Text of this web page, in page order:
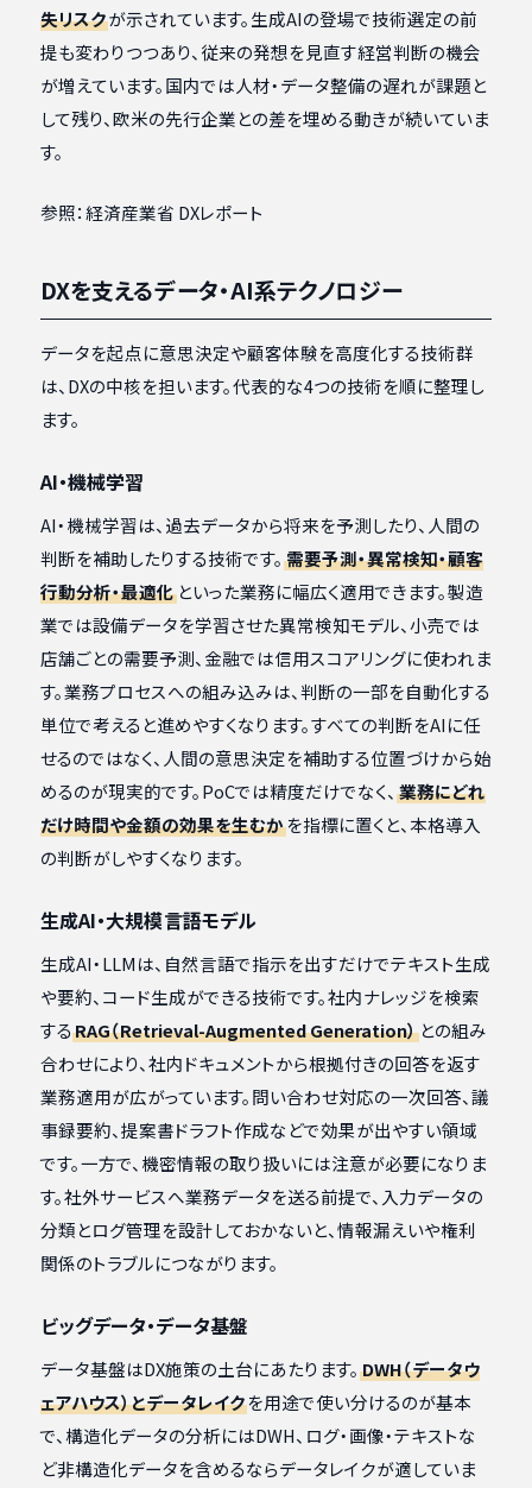
失リスクが示されています。生成AIの登場で技術選定の前
提も変わりつつあり、従来の発想を見直す経営判断の機会
が増えています。国内では人材・データ整備の遅れが課題と
して残り、欧米の先行企業との差を埋める動きが続いていま
す。
参照：経済産業省 DXレポート
DXを支えるデータ・AI系テクノロジー
データを起点に意思決定や顧客体験を高度化する技術群
は、DXの中核を担います。代表的な4つの技術を順に整理し
ます。
AI・機械学習
AI・機械学習は、過去データから将来を予測したり、人間の
判断を補助したりする技術です。 需要予測・異常検知・顧客
行動分析・最適化といった業務に幅広く適用できます。製造
業では設備データを学習させた異常検知モデル、小売では
店舗ごとの需要予測、金融では信用スコアリングに使われま
す。業務プロセスへの組み込みは、判断の一部を自動化する
単位で考えると進めやすくなります。すべての判断をAIに任
せるのではなく、人間の意思決定を補助する位置づけから始
めるのが現実的です。PoCでは精度だけでなく、 業務にどれ
だけ時間や金額の効果を生むかを指標に置くと、本格導入
の判断がしやすくなります。
生成AI・大規模言語モデル
生成AI・LLMは、自然言語で指示を出すだけでテキスト生成
や要約、コード生成ができる技術です。社内ナレッジを検索
するRAG（Retrieval-Augmented Generation）との組み
合わせにより、社内ドキュメントから根拠付きの回答を返す
業務適用が広がっています。問い合わせ対応の一次回答、議
事録要約、提案書ドラフト作成などで効果が出やすい領域
です。一方で、機密情報の取り扱いには注意が必要になりま
す。社外サービスへ業務データを送る前提で、入力データの
分類とログ管理を設計しておかないと、情報漏えいや権利
関係のトラブルにつながります。
ビッグデータ・データ基盤
データ基盤はDX施策の土台にあたります。 DWH（データウ
ェアハウス）とデータレイクを用途で使い分けるのが基本
で、構造化データの分析にはDWH、ログ・画像・テキストな
ど非構造化データを含めるならデータレイクが適していま